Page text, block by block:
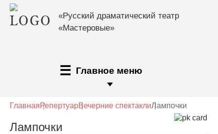
«Русский драматический театр
«Мастеровые»
Главное меню
ГлавнаяРепертуарВечерние спектаклиЛампочки
Лампочки